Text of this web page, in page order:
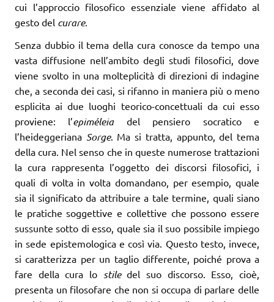
cui l’approccio filosofico essenziale viene affidato al
gesto del curare.
Senza dubbio il tema della cura conosce da tempo una
vasta diffusione nell’ambito degli studi filosofici, dove
viene svolto in una molteplicità di direzioni di indagine
che, a seconda dei casi, si rifanno in maniera più o meno
esplicita ai due luoghi teorico-concettuali da cui esso
proviene: l’epiméleia del pensiero socratico e
l’heideggeriana Sorge. Ma si tratta, appunto, del tema
della cura. Nel senso che in queste numerose trattazioni
la cura rappresenta l’oggetto dei discorsi filosofici, i
quali di volta in volta domandano, per esempio, quale
sia il significato da attribuire a tale termine, quali siano
le pratiche soggettive e collettive che possono essere
sussunte sotto di esso, quale sia il suo possibile impiego
in sede epistemologica e così via. Questo testo, invece,
si caratterizza per un taglio differente, poiché prova a
fare della cura lo stiledel suo discorso. Esso, cioè,
presenta un filosofare che non si occupa di parlare delle